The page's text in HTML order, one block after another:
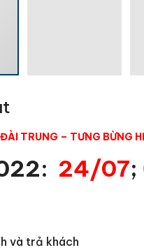
TRUNG – TƯNG BỪNG
24/07;
và trả khách